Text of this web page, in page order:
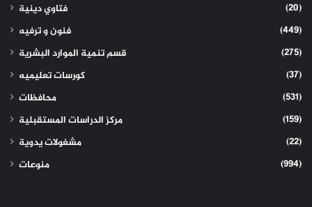
فتاوي دينية
(20)
فنون و ترفيه
(449)
قسم تنمية الموارد البشرية
(275)
كورسات تعليميه
(37)
محافظات
(531)
مركز الدراسات المستقبلية
(159)
مشغولات يدوية
(22)
منوعات
(994)